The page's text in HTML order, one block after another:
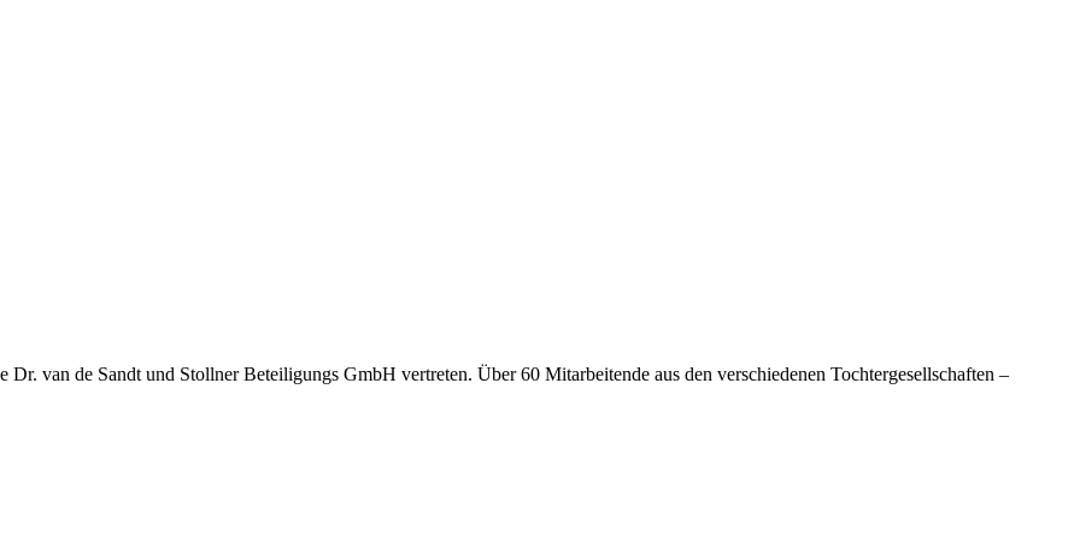
van de Sandt und Stollner Beteiligungs GmbH vertreten. Über 60 Mitarbeitende aus den verschiedenen Tochtergesellschaften –